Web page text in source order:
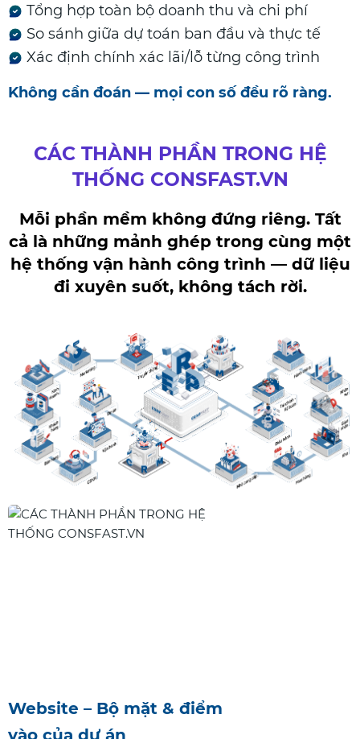
Tổng hợp toàn bộ doanh thu và chi phí
So sánh giữa dự toán ban đầu và thực tế
Xác định chính xác lãi/lỗ từng công trình
Không cần đoán — mọi con số đều rõ ràng.
CÁC THÀNH PHẦN TRONG HỆ
THỐNG CONSFAST.VN
Mỗi phần mềm không đứng riêng. Tất
cả là những mảnh ghép trong cùng một
hệ thống vận hành công trình — dữ liệu
đi xuyên suốt, không tách rời.
Website – Bộ mặt & điểm
vào của dự án